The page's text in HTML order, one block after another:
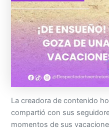
La creadora de contenido
compartió con sus
momentos de sus